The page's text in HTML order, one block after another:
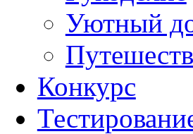
Уютный
Конкурс